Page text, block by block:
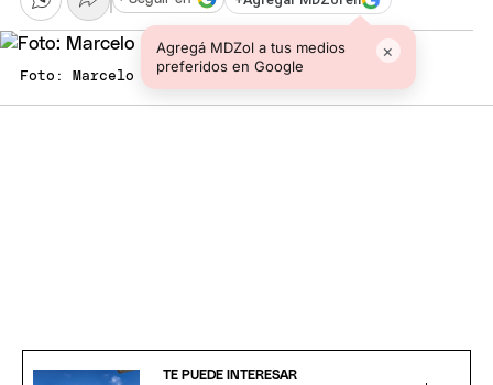
Agregá MDZol a tus medios
preferidos en Google
×
Foto: Marcelo Ruiz / MDZ
TE PUEDE INTERESAR